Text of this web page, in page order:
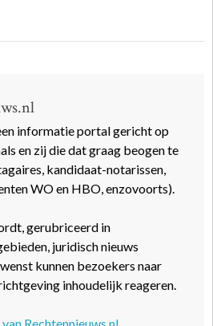
informatie portal gericht op
en zij die dat graag beogen te
kandidaat-notarissen,
WO en HBO, enzovoorts).
gerubriceerd in
juridisch nieuws
kunnen bezoekers naar
inhoudelijk reageren.